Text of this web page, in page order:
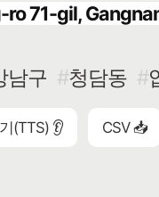
71-gil,
남구 청담동
(TTS) 👂 CSV 📥